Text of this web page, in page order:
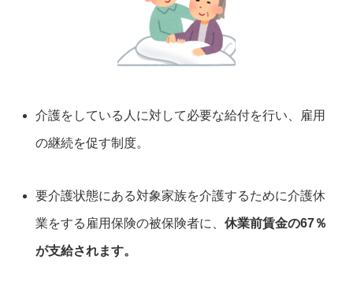
介護をしている人に対して必要な給付を行い、雇用
の継続を促す制度。
要介護状態にある対象家族を介護するために介護休
業をする雇用保険の被保険者に、休業前賃金の67％
が支給されます。